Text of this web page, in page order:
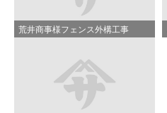
荒井商事様フェンス外構工事